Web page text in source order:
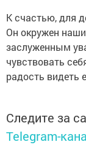
К счастью, для
Он окружен
заслуженным
чувствовать
радость видеть
Следите за
Telegram-